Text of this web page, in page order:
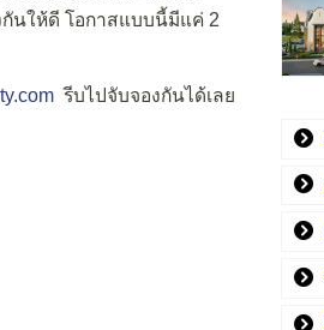
กันให้ดี โอกาสแบบนี้มีแค่ 2
รีบไปจับจองกันได้เลย